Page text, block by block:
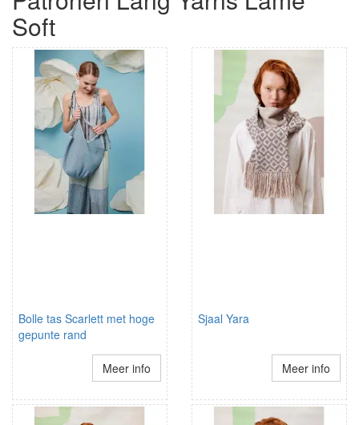
Soft
Bolle tas Scarlett met hoge
gepunte rand
Meer info
Sjaal Yara
Meer info